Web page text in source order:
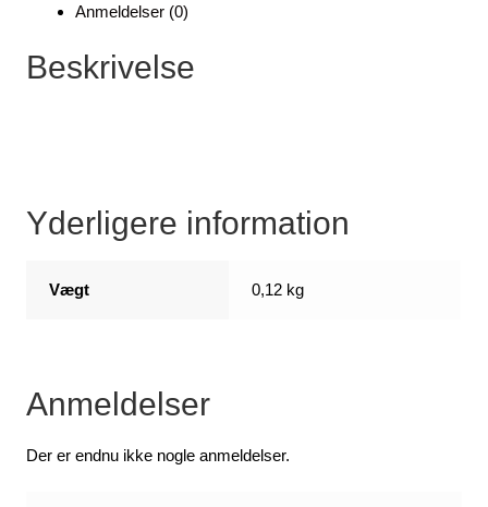
antal
Anmeldelser (0)
Beskrivelse
Yderligere information
Vægt 0,12 kg
Anmeldelser
Der er endnu ikke nogle anmeldelser.